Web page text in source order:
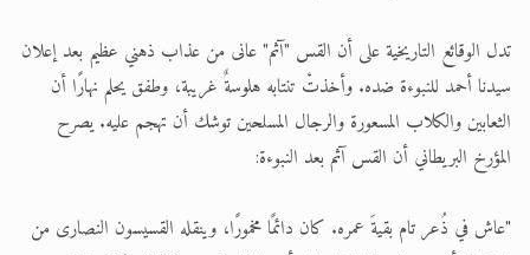
تدل الوقائع التاريخية على أن القس "آثم" عانى من عذاب ذهني عظيم بعد إعلان
سيدنا أحمد للنبوءة ضده. وأخذتْ تنتابه هلوسةٌ غريبة، وطفق يحلم نهارًا أن
الثعابين والكلاب المسعورة والرجال المسلحين توشك أن تهجم عليه. يصرح
المؤرخ البريطاني أن القس آثم بعد النبوءة:
"عاش في ذُعر تام بقيةَ عمره. كان دائمًا مخمورًا، وينقله القسيسون النصارى من